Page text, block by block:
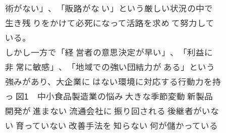
術がない」、「販路がな い」という厳しい状況の中で
生き残 りをかけて必死になって活路を求め て努力して
いる。
しかし一方で「経 営者の意思決定が早い」、「利益に
非 常に敏感」、「地域での強い団結力が ある」という
強みがあり、大企業に はない環境に対応する行動力を持
っ 図1 中小食品製造業の悩み 大きな季節変動 新製品
開発が 進まない 流通会社に 振り回される 後継者がいな
い 育っていない 改善手法を 知らない 何が儲かっている